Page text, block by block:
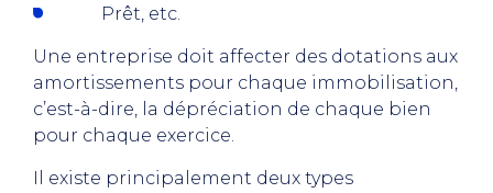
Prêt, etc.
Une entreprise doit affecter des dotations aux
amortissements pour chaque immobilisation,
c’est-à-dire, la dépréciation de chaque bien
pour chaque exercice.
Il existe principalement deux types